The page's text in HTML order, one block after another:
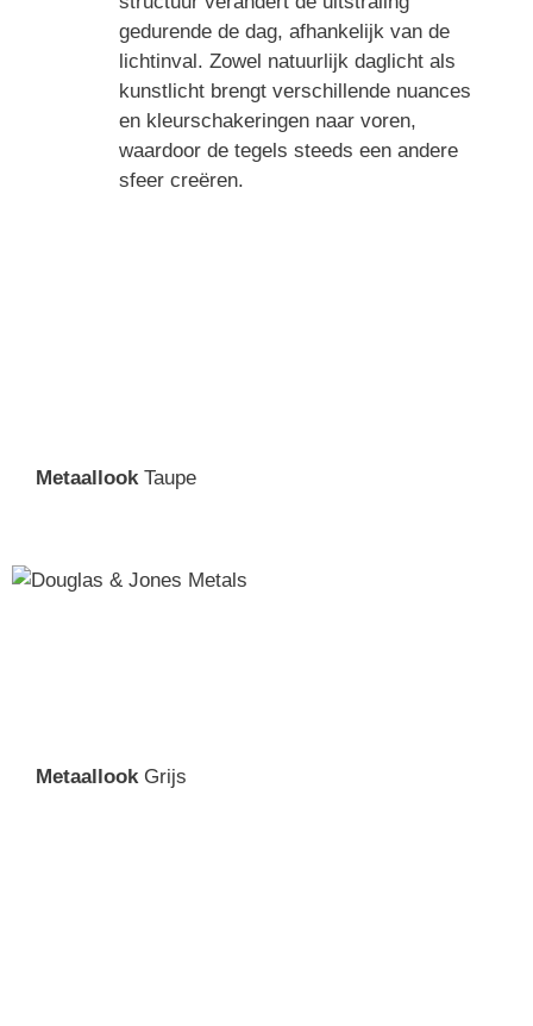
gedurende de dag, afhankelijk van de
lichtinval. Zowel natuurlijk daglicht als
kunstlicht brengt verschillende nuances
en kleurschakeringen naar voren,
waardoor de tegels steeds een andere
sfeer creëren.
MetaallookTaupe
MetaallookGrijs